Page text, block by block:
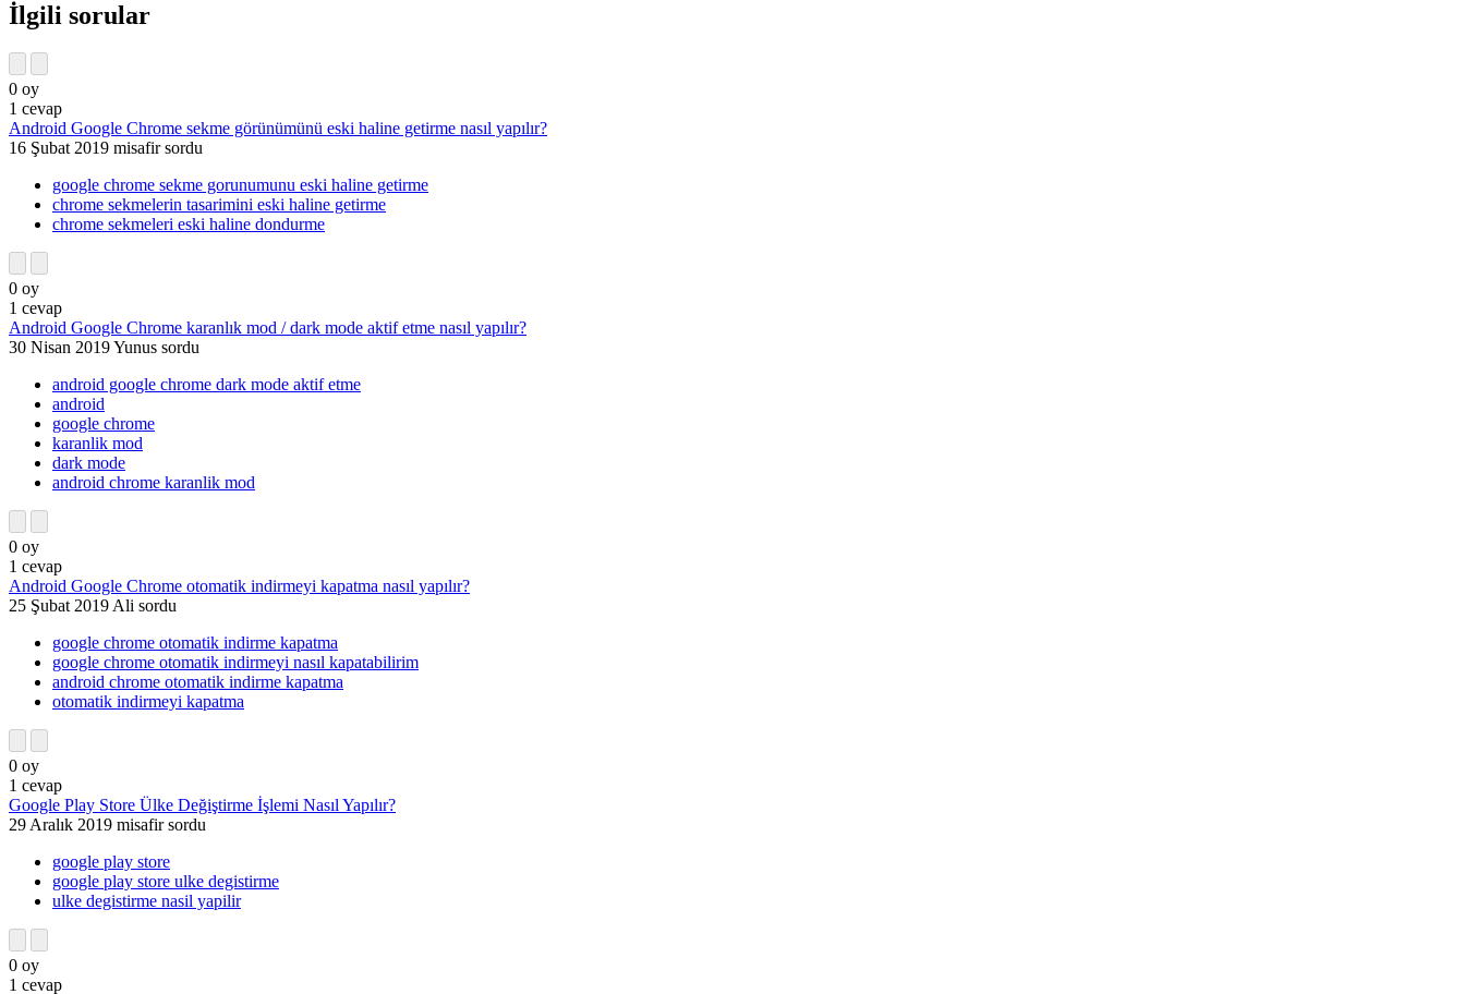
İlgili sorular
0 oy
1 cevap
Android Google Chrome sekme görünümünü eski haline getirme nasıl yapılır?
16 Şubat 2019 misafir sordu
google chrome sekme gorunumunu eski haline getirme
chrome sekmelerin tasarimini eski haline getirme
chrome sekmeleri eski haline dondurme
0 oy
1 cevap
Android Google Chrome karanlık mod / dark mode aktif etme nasıl yapılır?
30 Nisan 2019Yunus sordu
android google chrome dark mode aktif etme
android
google chrome
karanlik mod
dark mode
android chrome karanlik mod
0 oy
1 cevap
Android Google Chrome otomatik indirmeyi kapatma nasıl yapılır?
25 Şubat 2019 Ali sordu
google chrome otomatik indirme kapatma
google chrome otomatik indirmeyi nasıl kapatabilirim
android chrome otomatik indirme kapatma
otomatik indirmeyi kapatma
0 oy
1 cevap
Google Play Store Ülke Değiştirme İşlemi Nasıl Yapılır?
29 Aralık 2019 misafir sordu
google play store
google play store ulke degistirme
ulke degistirme nasil yapilir
0 oy
1 cevap